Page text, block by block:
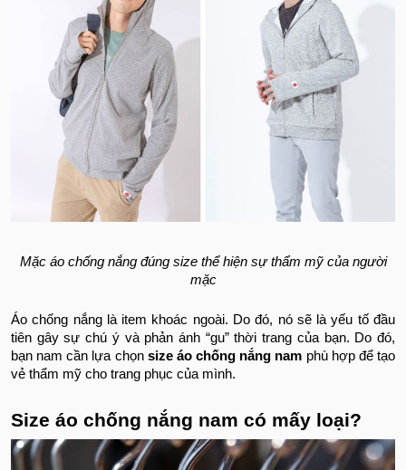
Mặc áo chống nắng đúng size thể hiện sự thẩm mỹ của người
mặc
Áo chống nắng là item khoác ngoài. Do đó, nó sẽ là yếu tố đầu
tiên gây sự chú ý và phản ánh “gu” thời trang của bạn. Do đó,
bạn nam cần lựa chọn size áo chống nắng nam phù hợp để tạo
vẻ thẩm mỹ cho trang phục của mình.
Size áo chống nắng nam có mấy loại?